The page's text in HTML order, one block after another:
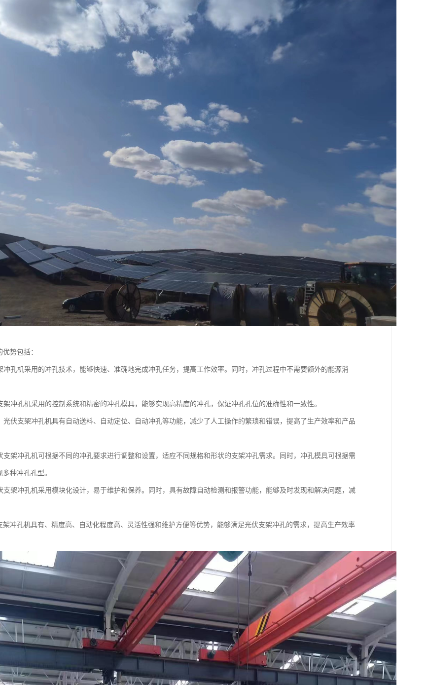
势包括：
冲孔机采用的冲孔技术，能够快速、准确地完成冲孔任务，提高工作效率。同时，冲孔过程中不需要额外的能源消
架冲孔机采用的控制系统和精密的冲孔模具，能够实现高精度的冲孔，保证冲孔孔位的准确性和一致性。
光伏支架冲孔机具有自动送料、自动定位、自动冲孔等功能，减少了人工操作的繁琐和错误，提高了生产效率和产品
支架冲孔机可根据不同的冲孔要求进行调整和设置，适应不同规格和形状的支架冲孔需求。同时，冲孔模具可根据需
种冲孔孔型。
支架冲孔机采用模块化设计，易于维护和保养。同时，具有故障自动检测和报警功能，能够及时发现和解决问题，减
架冲孔机具有、精度高、自动化程度高、灵活性强和维护方便等优势，能够满足光伏支架冲孔的需求，提高生产效率